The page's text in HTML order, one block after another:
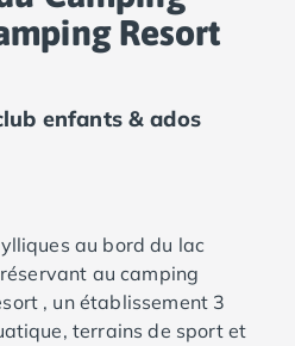
Resort
enfants & ados
au bord du lac
au camping
, un établissement 3
terrains de sport et